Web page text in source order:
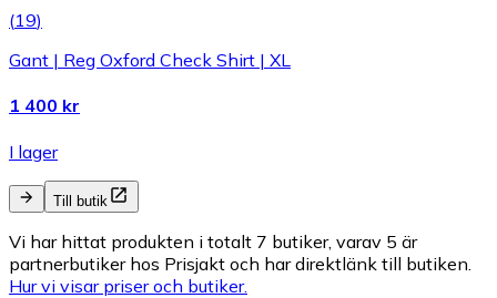
(19)
Gant | Reg Oxford Check Shirt | XL
1 400 kr
I lager
Till butik
Vi har hittat produkten i totalt 7 butiker, varav 5 är
partnerbutiker hos Prisjakt och har direktlänk till butiken.
Hur vi visar priser och butiker.